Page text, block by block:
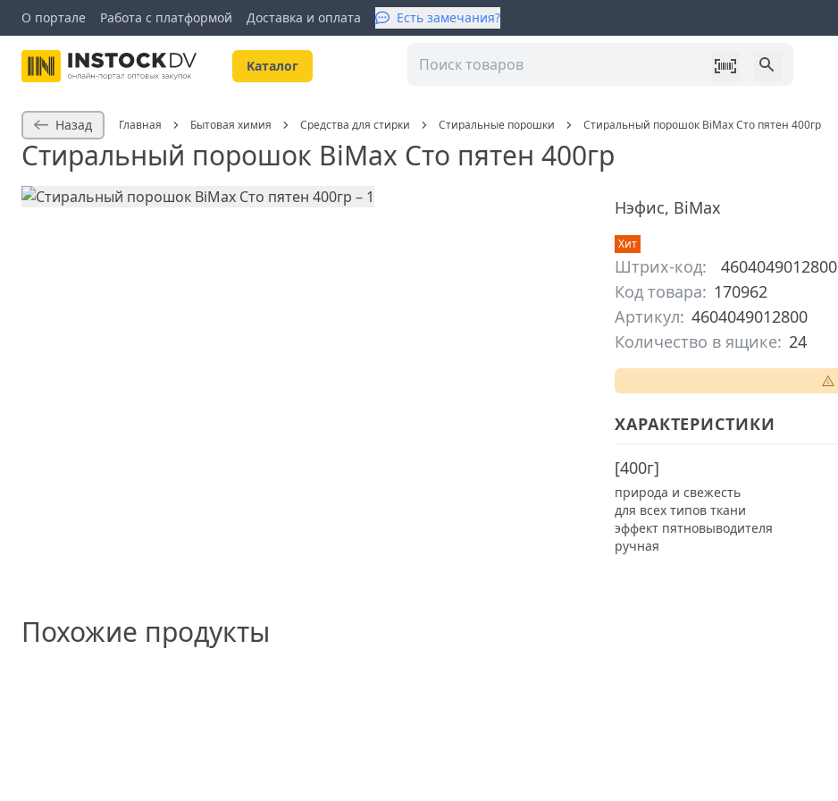
О портале Работа с платформой Доставка и оплата Есть замечания?
Kаталог
Назад Главная Бытовая химия Средства для стирки Стиральные порошки Стиральный порошок BiMax Сто пятен 400гр
Стиральный порошок BiMax Сто пятен 400гр
Нэфис, BiMax
Хит
Штрих-код:
4604049012800
Код товара: 170962
Артикул: 4604049012800
Количество в ящике: 24
ХАРАКТЕРИСТИКИ
[400г]
природа и свежесть
для всех типов ткани
эффект пятновыводителя
ручная
Похожие продукты